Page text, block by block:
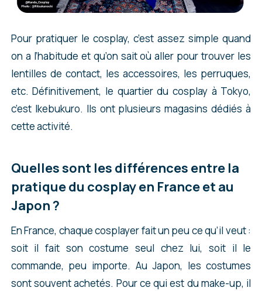
Pour pratiquer le cosplay, c’est assez simple quand
on a l’habitude et qu’on sait où aller pour trouver les
lentilles de contact, les accessoires, les perruques,
etc. Définitivement, le quartier du cosplay à Tokyo,
c’est Ikebukuro. Ils ont plusieurs magasins dédiés à
cette activité.
Quelles sont les différences entre la
pratique du cosplay en France et au
Japon ?
En France, chaque cosplayer fait un peu ce qu’il veut :
soit il fait son costume seul chez lui, soit il le
commande, peu importe. Au Japon, les costumes
sont souvent achetés. Pour ce qui est du make-up, il